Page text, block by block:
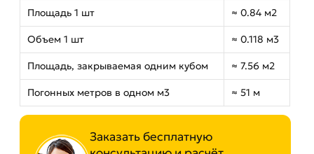
Площадь 1 шт ≈ 0.84 м2
Объем 1 шт ≈ 0.118 м3
Площадь, закрываемая одним кубом ≈ 7.56 м2
Погонных метров в одном м3 ≈ 51 м
Заказать бесплатную